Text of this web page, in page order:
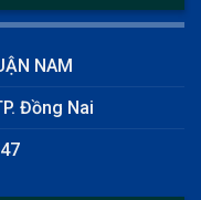
NAM
Đồng Nai